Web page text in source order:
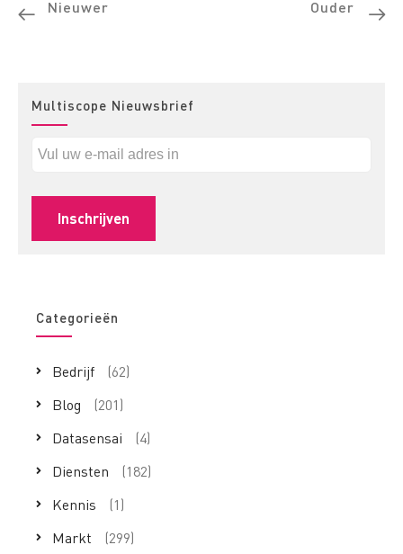
Nieuwer Ouder
Multiscope Nieuwsbrief
Categorieën
Bedrijf
(62)
Blog
(201)
Datasensai
(4)
Diensten
(182)
Kennis
(1)
Markt
(299)